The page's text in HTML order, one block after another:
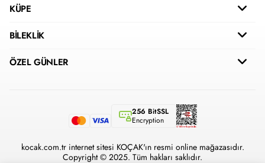
KÜPE
BİLEKLİK
ÖZEL GÜNLER
256 BitSSL
Encryption
kocak.com.tr internet sitesi KOÇAK'ın resmi online mağazasıdır.
Copyright © 2025. Tüm hakları saklıdır.